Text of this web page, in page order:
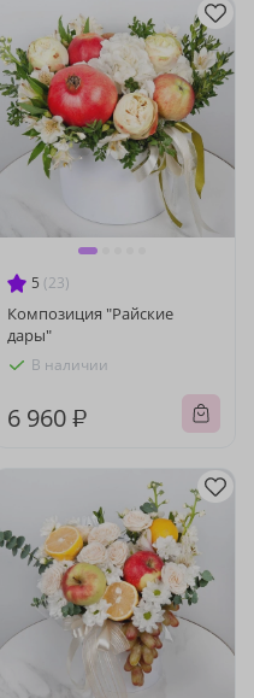
5 (23)
Композиция "Райские
дары"
В наличии
6 960 ₽